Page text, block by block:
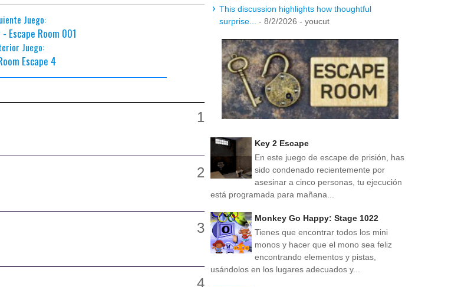
Juego:
Escape Room 001
Juego:
Escape 4
This discussion highlights how thoughtful
surprise...
- 8/2/2026 - youcut
Key 2 Escape
En este juego de escape de prisión, has
sido condenado recientemente por
asesinar a cinco personas, tu ejecución
está programada para mañana...
Monkey Go Happy: Stage 1022
Tienes que encontrar todos los mini
monos y hacer que el mono sea feliz
encontrando elementos y pistas,
usándolos en los lugares adecuados y...